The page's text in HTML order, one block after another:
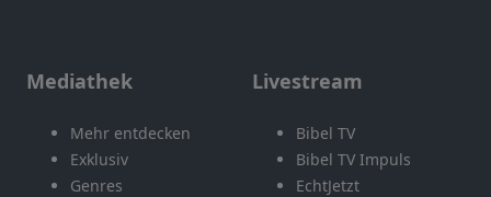
Mediathek
Mehr entdecken
Exklusiv
Genres
Livestream
Bibel TV
Bibel TV Impuls
EchtJetzt